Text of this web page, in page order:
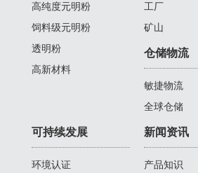
高纯度元明粉
饲料级元明粉
透明粉
高新材料
工厂
矿山
仓储物流
敏捷物流
全球仓储
可持续发展
环境认证
新闻资讯
产品知识